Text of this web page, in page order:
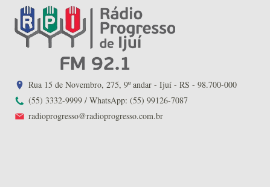
Rua 15 de Novembro, 275, 9º andar - Ijuí - RS - 98.700-000
(55) 3332-9999 / WhatsApp: (55) 99126-7087
radioprogresso@radioprogresso.com.br